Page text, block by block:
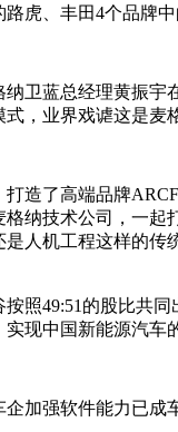
虎、丰田4个品牌
卫蓝总经理黄振宇
，业界戏谑这是麦
造了高端品牌
纳技术公司，一
人机工程这样的
照49:51的股比共
现中国新能源汽车
加强软件能力已成